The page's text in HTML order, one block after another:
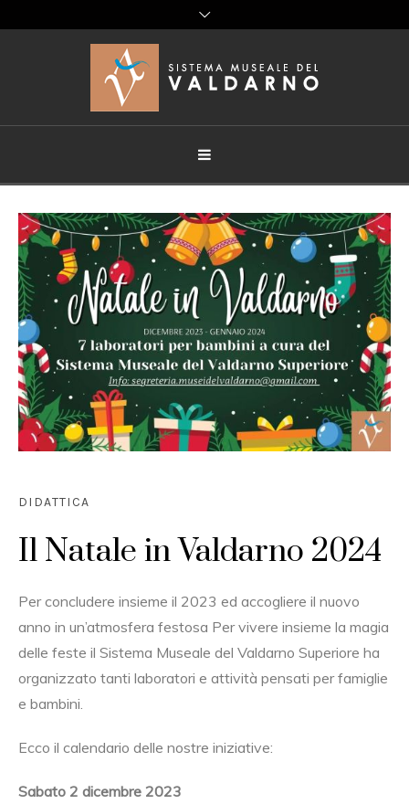
DIDATTICA
Il Natale in Valdarno 2024
Per concludere insieme il 2023 ed accogliere il nuovo
anno in un’atmosfera festosa Per vivere insieme la magia
delle feste il Sistema Museale del Valdarno Superiore ha
organizzato tanti laboratori e attività pensati per famiglie
e bambini.
Ecco il calendario delle nostre iniziative:
Sabato 2 dicembre 2023